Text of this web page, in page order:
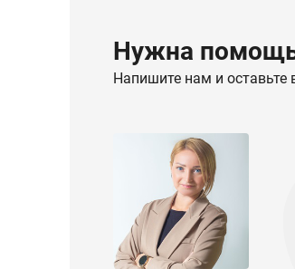
Нужна помощь
Напишите нам и